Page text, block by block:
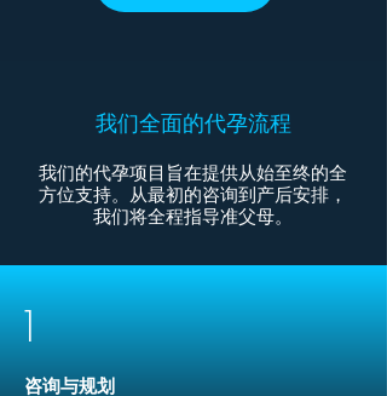
我们全面的代孕流程
我们的代孕项目旨在提供从始至终的全
方位支持。从最初的咨询到产后安排，
我们将全程指导准父母。
1
咨询与规划